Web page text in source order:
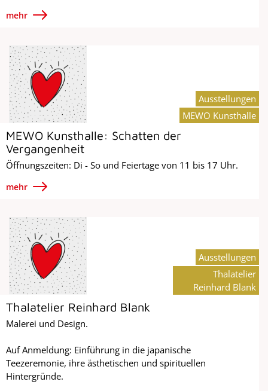
mehr
MEWO Kunsthalle: Schatten der
Vergangenheit
Öffnungszeiten: Di - So und Feiertage von 11 bis 17 Uhr.
mehr
Ausstellungen
MEWO Kunsthalle
Thalatelier Reinhard Blank
Malerei und Design.
Auf Anmeldung: Einführung in die japanische
Teezeremonie, ihre ästhetischen und spirituellen
Hintergründe.
Ausstellungen
Thalatelier
Reinhard Blank